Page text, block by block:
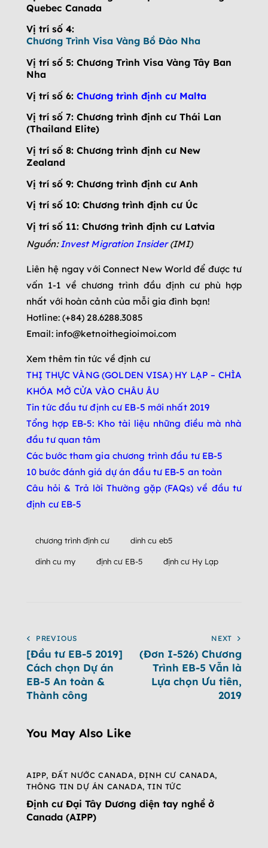
Quebec Canada
Vị trí số 4:
Chương Trình Visa Vàng Bồ Đào Nha
Vị trí số 5: Chương Trình Visa Vàng Tây Ban
Nha
Vị trí số 6: Chương trình định cư Malta
Vị trí số 7: Chương trình định cư Thái Lan
(Thailand Elite)
Vị trí số 8: Chương trình định cư New
Zealand
Vị trí số 9: Chương trình định cư Anh
Vị trí số 10: Chương trình định cư Úc
Vị trí số 11: Chương trình định cư Latvia
Nguồn:Invest Migration Insider(IMI)
Liên hệ ngay với Connect New World để được tư
vấn 1-1 về chương trình đầu định cư phù hợp
nhất với hoàn cảnh của mỗi gia đình bạn!
Hotline: (+84) 28.6288.3085
Email: info@ketnoithegioimoi.com
Xem thêm tin tức về định cư
THỊ THỰC VÀNG (GOLDEN VISA) HY LẠP – CHÌA
KHÓA MỞ CỬA VÀO CHÂU ÂU
Tin tức đầu tư định cư EB-5 mới nhất 2019
Tổng hợp EB-5: Kho tài liệu những điều mà nhà
đầu tư quan tâm
Các bước tham gia chương trình đầu tư EB-5
10 bước đánh giá dự án đầu tư EB-5 an toàn
Câu hỏi & Trả lời Thường gặp (FAQs) về đầu tư
định cư EB-5
chương trình định cư dinh cu eb5
dinh cu my định cư EB-5 định cư Hy Lạp
PREVIOUS
[Đầu tư EB-5 2019]
Cách chọn Dự án
EB-5 An toàn &
Thành công
NEXT
(Đơn I-526) Chương
Trình EB-5 Vẫn là
Lựa chọn Ưu tiên,
2019
You May Also Like
AIPP, ĐẤT NƯỚC CANADA, ĐỊNH CƯ CANADA,
THÔNG TIN DỰ ÁN CANADA,TIN TỨC
Định cư Đại Tây Dương diện tay nghề ở
Canada (AIPP)